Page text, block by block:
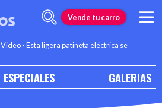
Vende tu carro
Video - Esta ligera patineta eléctrica se
ESPECIALES GALERIAS